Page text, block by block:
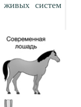
систем